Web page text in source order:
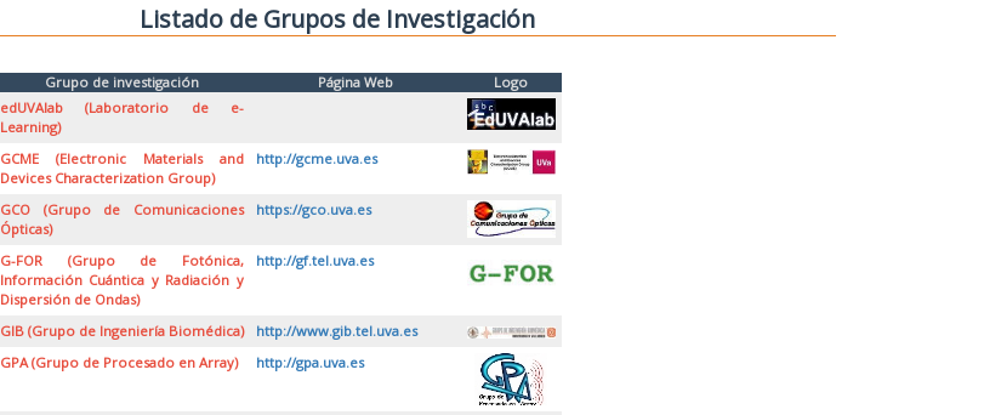
Listado de Grupos de Investigación
Grupo de investigación Página Web
Logo
edUVAlab (Laboratorio de e-
Learning)
GCME (Electronic Materials and
Devices Characterization Group)
http://gcme.uva.es
GCO (Grupo de Comunicaciones
Ópticas)
https://gco.uva.es
G-FOR (Grupo de Fotónica,
Información Cuántica y Radiación y
Dispersión de Ondas)
http://gf.tel.uva.es
GIB (Grupo de Ingeniería Biomédica)
http://www.gib.tel.uva.es
GPA (Grupo de Procesado en Array)
http://gpa.uva.es